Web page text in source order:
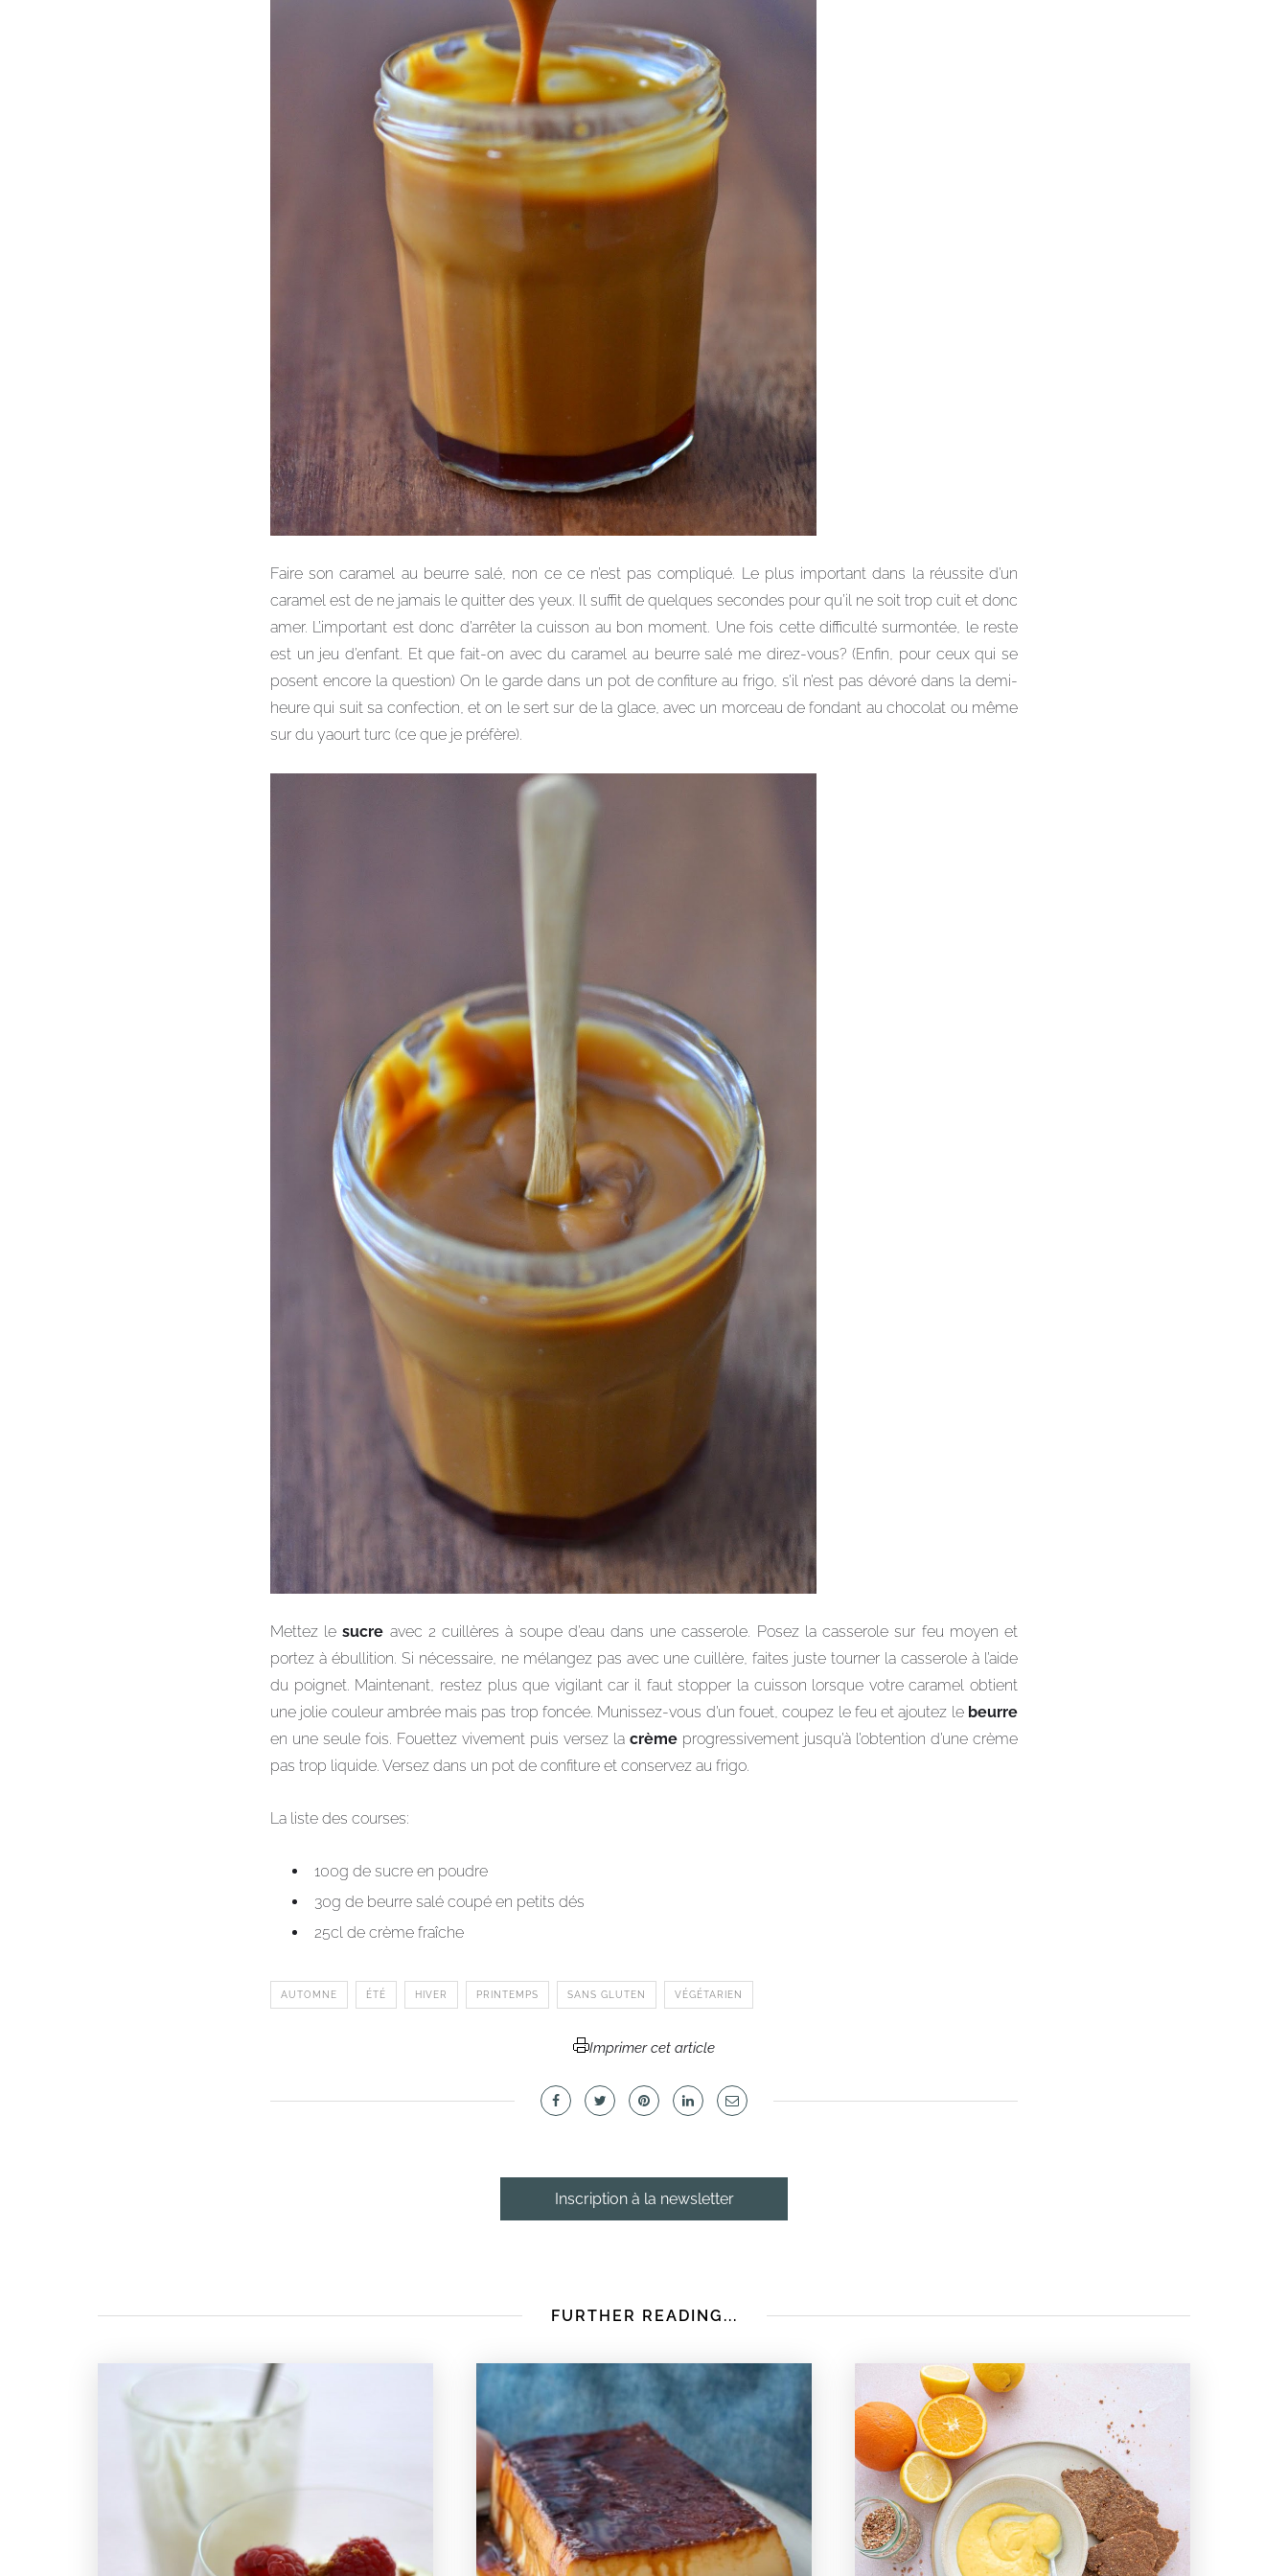
Faire son caramel au beurre salé, non ce ce n’est pas compliqué. Le plus important dans la réussite d’un
caramel est de ne jamais le quitter des yeux. Il suffit de quelques secondes pour qu’il ne soit trop cuit et donc
amer. L’important est donc d’arrêter la cuisson au bon moment. Une fois cette difficulté surmontée, le reste
est un jeu d’enfant. Et que fait-on avec du caramel au beurre salé me direz-vous? (Enfin, pour ceux qui se
posent encore la question) On le garde dans un pot de confiture au frigo, s’il n’est pas dévoré dans la demi-
heure qui suit sa confection, et on le sert sur de la glace, avec un morceau de fondant au chocolat ou même
sur du yaourt turc (ce que je préfère).
Mettez lesucre avec 2 cuillères à soupe d’eau dans une casserole. Posez la casserole sur feu moyen et
portez à ébullition. Si nécessaire, ne mélangez pas avec une cuillère, faites juste tourner la casserole à l’aide
du poignet. Maintenant, restez plus que vigilant car il faut stopper la cuisson lorsque votre caramel obtient
une jolie couleur ambrée mais pas trop foncée. Munissez-vous d’un fouet, coupez le feu et ajoutez le beurre
en une seule fois. Fouettez vivement puis versez la crème progressivement jusqu’à l’obtention d’une crème
pas trop liquide. Versez dans un pot de confiture et conservez au frigo.
La liste des courses:
100g de sucre en poudre
30g de beurre salé coupé en petits dés
25cl de crème fraîche
AUTOMNE ÉTÉ HIVER PRINTEMPS SANS GLUTEN VÉGÉTARIEN
Imprimer cet article
Inscription à la newsletter
FURTHER READING...